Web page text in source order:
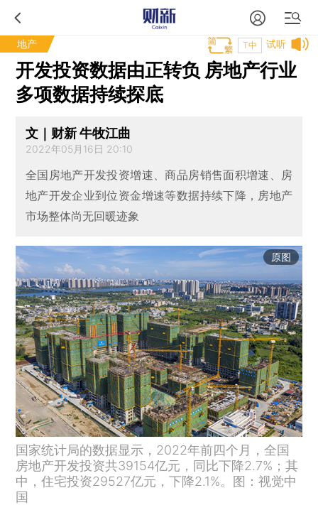
地产 试听
T中
开发投资数据由正转负 房地产行业
多项数据持续探底
文｜财新 牛牧江曲
2022年05月16日 20:10
全国房地产开发投资增速、商品房销售面积增速、房
地产开发企业到位资金增速等数据持续下降，房地产
市场整体尚无回暖迹象
原图
国家统计局的数据显示，2022年前四个月，全国
房地产开发投资共39154亿元，同比下降2.7%；其
中，住宅投资29527亿元，下降2.1%。图：视觉中
国